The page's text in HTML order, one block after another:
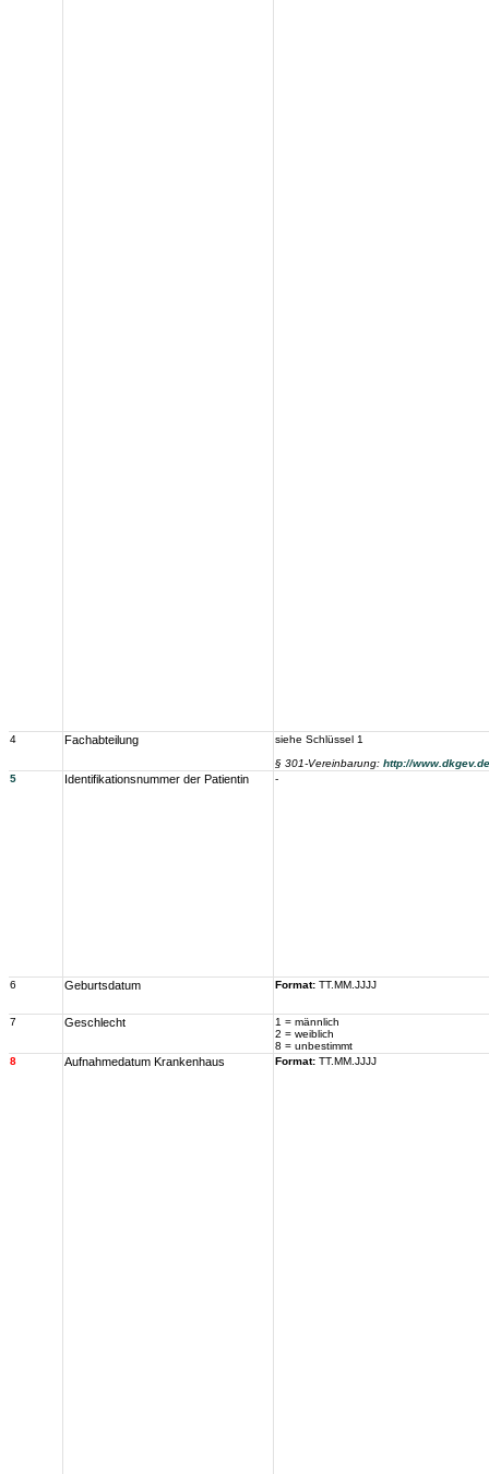
4 Fachabteilung
siehe Schlüssel 1
§ 301-Vereinbarung: http://www.dkgev.de
5
Identifikationsnummer der Patientin -
6 Geburtsdatum Format: TT.MM.JJJJ
7 Geschlecht
1 = männlich
2 = weiblich
8 = unbestimmt
8
Aufnahmedatum Krankenhaus Format: TT.MM.JJJJ